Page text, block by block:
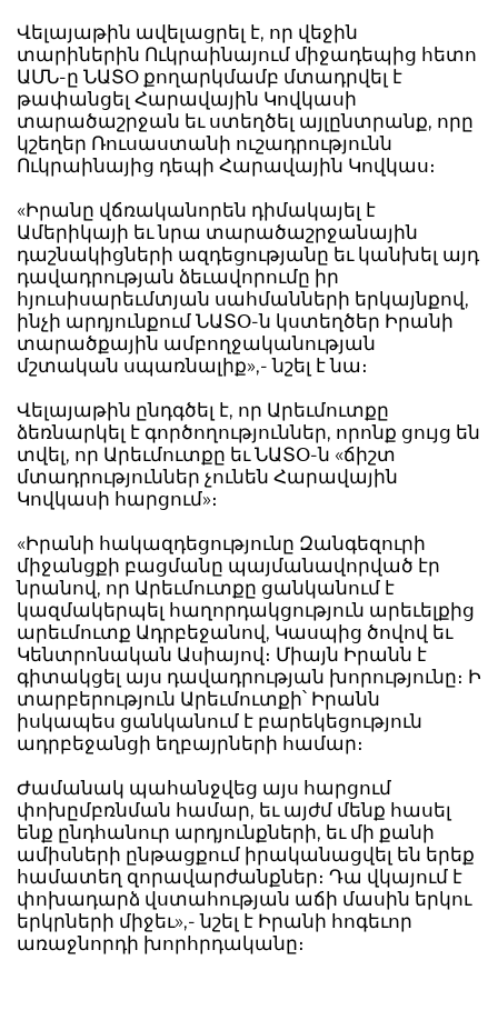
Վելայաթին ավելացրել է, որ վեջին
տարիներին Ուկրաինայում միջադեպից հետո
ԱՄՆ-ը ՆԱՏՕ քողարկմամբ մտադրվել է
թափանցել Հարավային Կովկասի
տարածաշրջան եւ ստեղծել այլընտրանք, որը
կշեղեր Ռուսաստանի ուշադրությունն
Ուկրաինայից դեպի Հարավային Կովկաս։
«Իրանը վճռականորեն դիմակայել է
Ամերիկայի եւ նրա տարածաշրջանային
դաշնակիցների ազդեցությանը եւ կանխել այդ
դավադրության ձեւավորումը իր
հյուսիսարեւմտյան սահմանների երկայնքով,
ինչի արդյունքում ՆԱՏՕ-ն կստեղծեր Իրանի
տարածքային ամբողջականության
մշտական սպառնալիք»,- նշել է նա։
Վելայաթին ընդգծել է, որ Արեւմուտքը
ձեռնարկել է գործողություններ, որոնք ցույց են
տվել, որ Արեւմուտքը եւ ՆԱՏՕ-ն «ճիշտ
մտադրություններ չունեն Հարավային
Կովկասի հարցում»։
«Իրանի հակազդեցությունը Զանգեզուրի
միջանցքի բացմանը պայմանավորված էր
նրանով, որ Արեւմուտքը ցանկանում է
կազմակերպել հաղորդակցություն արեւելքից
արեւմուտք Ադրբեջանով, Կասպից ծովով եւ
Կենտրոնական Ասիայով։ Միայն Իրանն է
գիտակցել այս դավադրության խորությունը։ Ի
տարբերություն Արեւմուտքի՝ Իրանն
իսկապես ցանկանում է բարեկեցություն
ադրբեջանցի եղբայրների համար։
Ժամանակ պահանջվեց այս հարցում
փոխըմբռնման համար, եւ այժմ մենք հասել
ենք ընդհանուր արդյունքների, եւ մի քանի
ամիսների ընթացքում իրականացվել են երեք
համատեղ զորավարժանքներ։ Դա վկայում է
փոխադարձ վստահության աճի մասին երկու
երկրների միջեւ»,- նշել է Իրանի հոգեւոր
առաջնորդի խորհրդականը։